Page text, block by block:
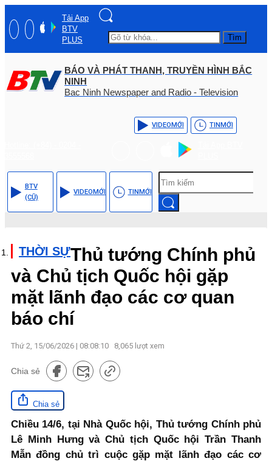
Tải App
BTV
PLUS
Tìm
BÁO VÀ PHÁT THANH, TRUYỀN HÌNH BẮC
NINH
Bac Ninh Newspaper and Radio - Television
VIDEOMỚI TINMỚI
BTV
(CŨ)
VIDEOMỚI TINMỚI
THỜI SỰThủ tướng Chính phủ
và Chủ tịch Quốc hội gặp
mặt lãnh đạo các cơ quan
báo chí
Thứ 2, 15/06/2026 | 08:08:10 8,065 lượt xem
Chia sẻ
Chia sẻ
Chiều 14/6, tại Nhà Quốc hội, Thủ tướng Chính phủ
Lê Minh Hưng và Chủ tịch Quốc hội Trần Thanh
Mẫn đồng chủ trì cuộc gặp mặt lãnh đạo các cơ